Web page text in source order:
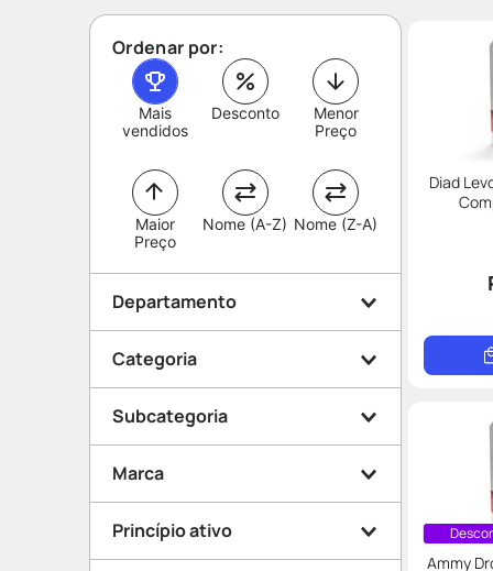
Ordenar por:
Mais
vendidos
Desconto
Maior
Preço
Menor
Preço
Nome (A-Z) Nome (Z-A)
Departamento
Medicamentos
Categoria
Saúde da Mulher
Termolábeis
Subcategoria
Anticoncepcional
Contraceptivo de
Marca
Eurofarma
Princípio ativo
Diad
Ammy